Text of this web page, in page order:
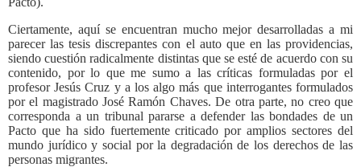
Ciertamente, aquí se encuentran mucho mejor desarrolladas a mi
parecer las tesis discrepantes con el auto que en las providencias,
siendo cuestión radicalmente distintas que se esté de acuerdo con su
contenido, por lo que me sumo a las críticas formuladas por el
profesor Jesús Cruz y a los algo más que interrogantes formulados
por el magistrado José Ramón Chaves. De otra parte, no creo que
corresponda a un tribunal pararse a defender las bondades de un
Pacto que ha sido fuertemente criticado por amplios sectores del
mundo jurídico y social por la degradación de los derechos de las
personas migrantes.